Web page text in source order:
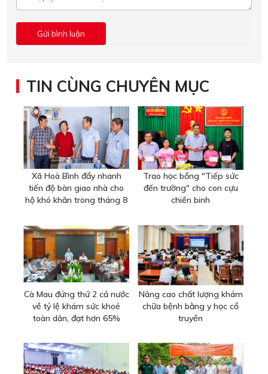
TIN CÙNG CHUYÊN MỤC
Xã Hoà Bình đẩy nhanh
tiến độ bàn giao nhà cho
hộ khó khăn trong tháng 8
Trao học bổng "Tiếp sức
đến trường" cho con cựu
chiến binh
Cà Mau đứng thứ 2 cả nước
về tỷ lệ khám sức khoẻ
toàn dân, đạt hơn 65%
Nâng cao chất lượng khám
chữa bệnh bằng y học cổ
truyền